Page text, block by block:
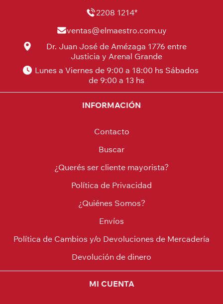
2208 1214*
ventas@elmaestro.com.uy
Dr. Juan José de Amézaga 1776 entre
Justicia y Arenal Grande
Lunes a Viernes de 9:00 a 18:00 hs Sábados
de 9:00 a 13 hs
INFORMACIÓN
Contacto
Buscar
¿Querés ser cliente mayorista?
Política de Privacidad
¿Quiénes Somos?
Envíos
Política de Cambios y/o Devoluciones de Mercadería
Devolución de dinero
MI CUENTA